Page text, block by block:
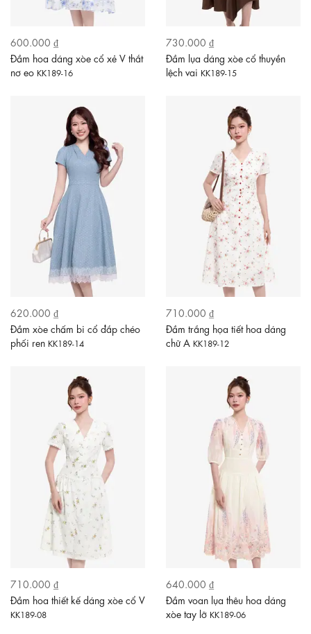
600.000 ₫
Đầm hoa dáng xòe cổ xẻ V thắt
nơ eo KK189-16
730.000 ₫
Đầm lụa dáng xòe cổ thuyền
lệch vai KK189-15
620.000 ₫
Đầm xòe chấm bi cổ đắp chéo
phối ren KK189-14
710.000 ₫
Đầm trắng họa tiết hoa dáng
chữ A KK189-12
710.000 ₫
Đầm hoa thiết kế dáng xòe cổ V
KK189-08
640.000 ₫
Đầm voan lụa thêu hoa dáng
xòe tay lỡ KK189-06